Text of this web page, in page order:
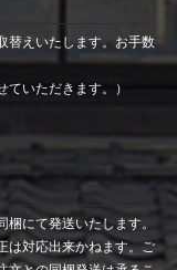
替えいたします。お手数
ていただきます。）
にて発送いたします。
は対応出来かねます。ご